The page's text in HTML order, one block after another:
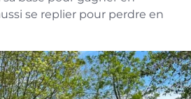
se replier pour perdre en